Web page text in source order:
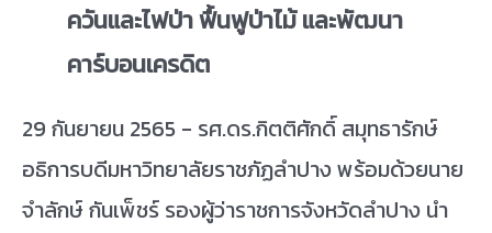
ควันและไฟป่า ฟื้นฟูป่าไม้ และพัฒนา
คาร์บอนเครดิต
29 กันยายน 2565 - รศ.ดร.กิตติศักดิ์ สมุทธารักษ์
อธิการบดีมหาวิทยาลัยราชภัฏลำปาง พร้อมด้วยนาย
จำลักษ์ กันเพ็ชร์ รองผู้ว่าราชการจังหวัดลำปาง นำ